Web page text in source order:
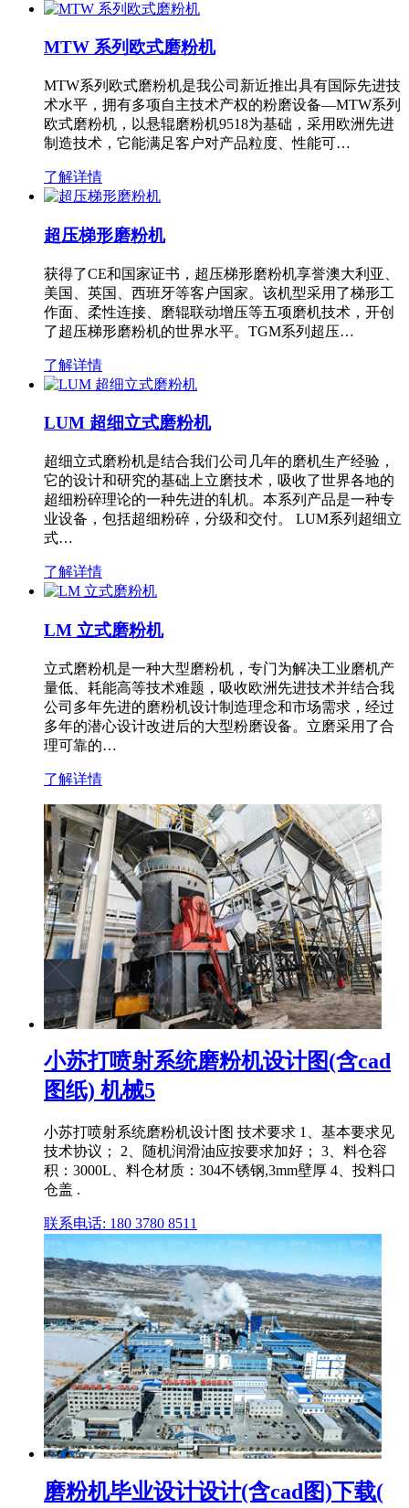
MTW 系列欧式磨粉机
MTW系列欧式磨粉机是我公司新近推出具有国际先进技
术水平，拥有多项自主技术产权的粉磨设备—MTW系列
欧式磨粉机，以悬辊磨粉机9518为基础，采用欧洲先进
制造技术，它能满足客户对产品粒度、性能可…
了解详情
超压梯形磨粉机
获得了CE和国家证书，超压梯形磨粉机享誉澳大利亚、
美国、英国、西班牙等客户国家。该机型采用了梯形工
作面、柔性连接、磨辊联动增压等五项磨机技术，开创
了超压梯形磨粉机的世界水平。TGM系列超压…
了解详情
LUM 超细立式磨粉机
超细立式磨粉机是结合我们公司几年的磨机生产经验，
它的设计和研究的基础上立磨技术，吸收了世界各地的
超细粉碎理论的一种先进的轧机。本系列产品是一种专
业设备，包括超细粉碎，分级和交付。 LUM系列超细立
式…
了解详情
LM 立式磨粉机
立式磨粉机是一种大型磨粉机，专门为解决工业磨机产
量低、耗能高等技术难题，吸收欧洲先进技术并结合我
公司多年先进的磨粉机设计制造理念和市场需求，经过
多年的潜心设计改进后的大型粉磨设备。立磨采用了合
理可靠的…
了解详情
小苏打喷射系统磨粉机设计图(含cad
图纸) 机械5
小苏打喷射系统磨粉机设计图 技术要求 1、基本要求见
技术协议； 2、随机润滑油应按要求加好； 3、料仓容
积：3000L、料仓材质：304不锈钢,3mm壁厚 4、投料口
仓盖 .
联系电话: 180 3780 8511
磨粉机毕业设计设计(含cad图)下载(